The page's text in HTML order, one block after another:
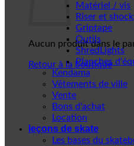
Aucun produit dans le
Retour à la boutique
Matériel / vis
Riser et
Griptape
Outils
ShredLights
Planches
Kendama
Vêtements de ville
Vente
Bons d'achat
Location
leçons de skate
Les bases du